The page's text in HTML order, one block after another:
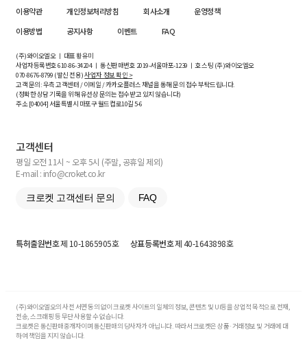
이용약관 개인정보처리방침 회사소개
운영정책
이용방법
공지사항 이벤트 FAQ
(주)와이오엘오 ㅣ 대표 황유미
사업자등록번호610-86-34204ㅣ 통신판매번호 2019-서울마포-1239 ㅣ 호스팅 (주)와이오엘오
070-8676-8799 (발신 전용)사업자 정보 확인 >
고객 문의: 우측 고객센터 / 이메일 / 카카오플러스 채널을 통해 문의 접수 부탁드립니다.
(정확한 상담 기록을 위해 유선상 문의는 접수받고 있지 않습니다)
주소 [04004] 서울특별시 마포구 월드컵로10길5-6
고객센터
평일 오전 11시 ~ 오후 5시 (주말, 공휴일 제외)
E-mail : info@croket.co.kr
크로켓 고객센터 문의 FAQ
특허출원번호제 10-1865905호 상표등록번호제 40-1643898호
(주)와이오엘오의 사전 서면 동의 없이 크로켓 사이트의 일체의 정보, 콘텐츠 및 UI등을 상업적 목적으로 전재,
전송, 스크래핑 등 무단 사용할 수 없습니다.
크로켓은 통신판매중개자이며 통신판매의 당사자가 아닙니다. 따라서 크로켓은 상품·거래정보 및 거래에 대
하여 책임을 지지 않습니다.